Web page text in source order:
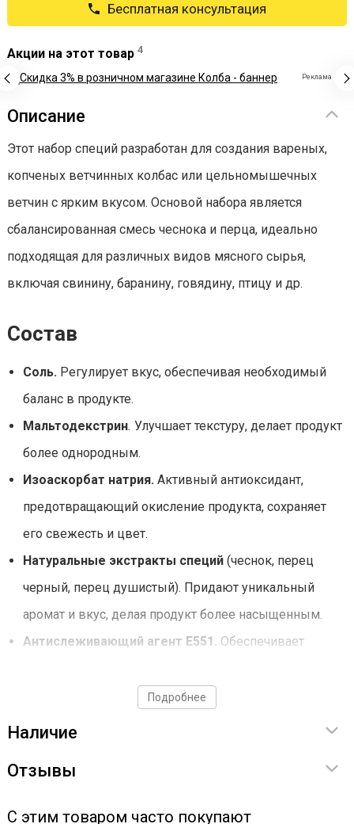
Бесплатная консультация
Акции на этот товар 4
Реклама
Описание
Этот набор специй разработан для создания вареных,
копченых ветчинных колбас или цельномышечных
ветчин с ярким вкусом. Основой набора является
сбалансированная смесь чеснока и перца, идеально
подходящая для различных видов мясного сырья,
включая свинину, баранину, говядину, птицу и др.
Состав
Соль. Регулирует вкус, обеспечивая необходимый
баланс в продукте.
Мальтодекстрин. Улучшает текстуру, делает продукт
более однородным.
Изоаскорбат натрия. Активный антиоксидант,
предотвращающий окисление продукта, сохраняет
его свежесть и цвет.
Натуральные экстракты специй (чеснок, перец
черный, перец душистый). Придают уникальный
аромат и вкус, делая продукт более насыщенным.
Антислеживающий агент Е551. Обеспечивает
предотвращая их слипание.
Инструкция по использованию
Подробнее
Наличие
Отзывы
С этим товаром часто покупают